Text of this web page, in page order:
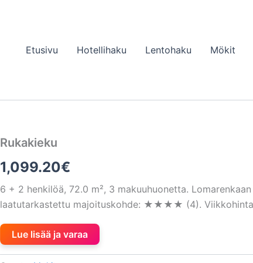
Etusivu Hotellihaku Lentohaku Mökit
Rukakieku
1,099.20€
6 + 2 henkilöä, 72.0 m², 3 makuuhuonetta. Lomarenkaan
laatutarkastettu majoituskohde: ★★★★ (4).
Lue lisää ja varaa